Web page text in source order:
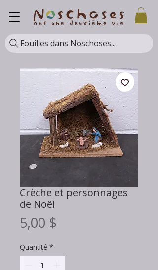
Fouilles dans Noschoses...
Crèche et personnages
de Noël
5,00 $
Quantité *